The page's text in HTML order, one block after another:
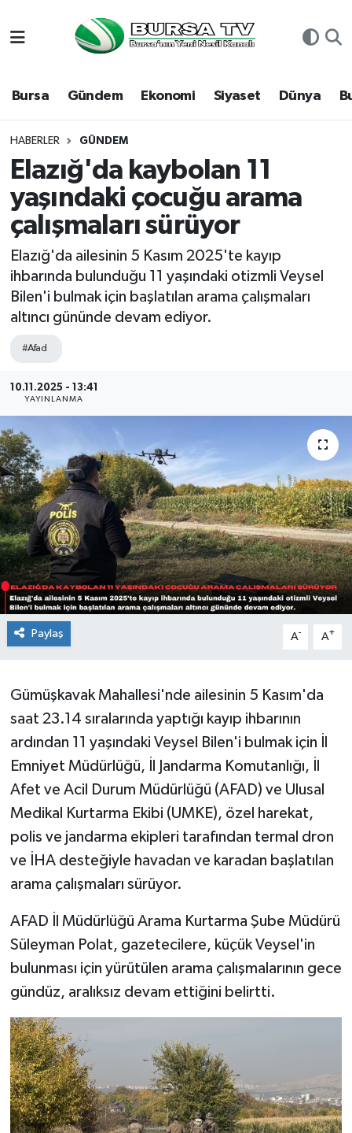
Bursa Gündem Ekonomi Siyaset Dünya
HABERLER GÜNDEM
Elazığ'da kaybolan 11
yaşındaki çocuğu arama
çalışmaları sürüyor
Elazığ'da ailesinin 5 Kasım 2025'te kayıp
ihbarında bulunduğu 11 yaşındaki otizmli Veysel
Bilen'i bulmak için başlatılan arama çalışmaları
altıncı gününde devam ediyor.
#Afad
10.11.2025 - 13:41
YAYINLANMA
Paylaş A- A+
Gümüşkavak Mahallesi'nde ailesinin 5 Kasım'da
saat 23.14 sıralarında yaptığı kayıp ihbarının
ardından 11 yaşındaki Veysel Bilen'i bulmak için İl
Emniyet Müdürlüğü, İl Jandarma Komutanlığı, İl
Afet ve Acil Durum Müdürlüğü (AFAD) ve Ulusal
Medikal Kurtarma Ekibi (UMKE), özel harekat,
polis ve jandarma ekipleri tarafından termal dron
ve İHA desteğiyle havadan ve karadan başlatılan
arama çalışmaları sürüyor.
AFAD İl Müdürlüğü Arama Kurtarma Şube Müdürü
Süleyman Polat, gazetecilere, küçük Veysel'in
bulunması için yürütülen arama çalışmalarının gece
gündüz, aralıksız devam ettiğini belirtti.
Bursa
Dünya
Eğitim
Ekonomi
Genel
Gündem
Sağlık
Spor
Teknoloji
Türkiye
Hava Durumu
Namaz Vakitleri
Trafik Durumu
Süper Lig Puan Durumu ve Fikstür
Tüm Manşetler
Son Dakika Haberleri